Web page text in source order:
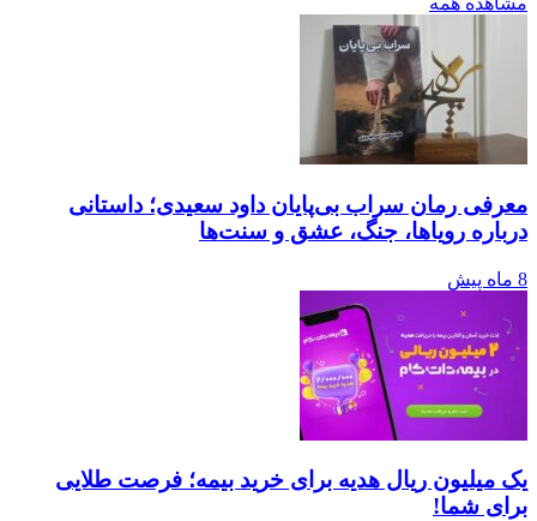
معرفی رمان سراب بی‌پایان داود سعیدی؛ داستانی
درباره رویاها، جنگ، عشق و سنت‌ها
8 ماه پیش
یک میلیون ریال هدیه برای خرید بیمه؛ فرصت طلایی
برای شما!